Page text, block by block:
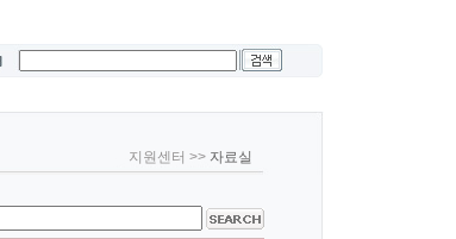
지원센터 >> 자료실